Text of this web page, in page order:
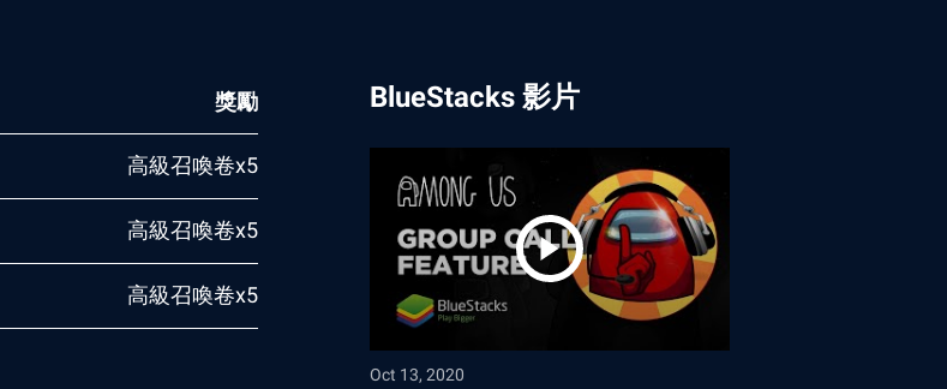
獎勵
高級召喚卷x5
高級召喚卷x5
高級召喚卷x5
BlueStacks 影片
Oct 13, 2020